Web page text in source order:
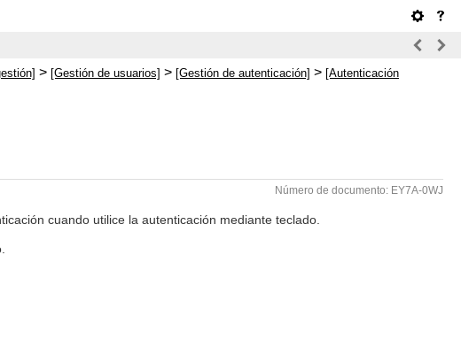
> [Gestión de usuarios] > [Gestión de autenticación] > [Autenticación
Número de documento: EY7A-0WJ
cuando utilice la autenticación mediante teclado.